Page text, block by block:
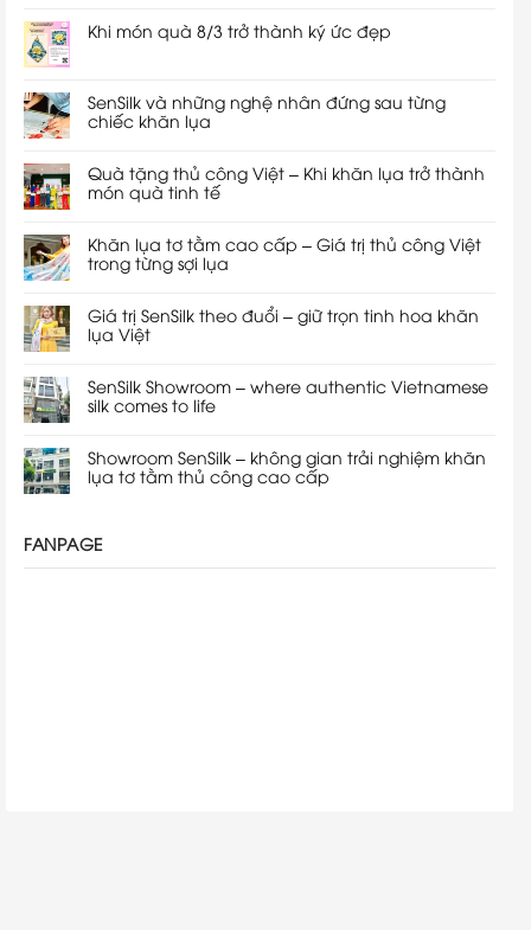
Khi món quà 8/3 trở thành ký ức đẹp
SenSilk và những nghệ nhân đứng sau từng
chiếc khăn lụa
Quà tặng thủ công Việt – Khi khăn lụa trở thành
món quà tinh tế
Khăn lụa tơ tằm cao cấp – Giá trị thủ công Việt
trong từng sợi lụa
Giá trị SenSilk theo đuổi – giữ trọn tinh hoa khăn
lụa Việt
SenSilk Showroom – where authentic Vietnamese
silk comes to life
Showroom SenSilk – không gian trải nghiệm khăn
lụa tơ tằm thủ công cao cấp
FANPAGE